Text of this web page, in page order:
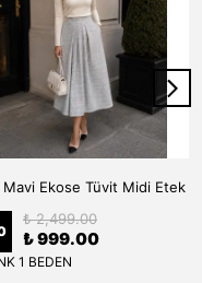
Mavi Ekose Tüvit Midi Etek
₺ 2,499.00
₺ 999.00
1 BEDEN